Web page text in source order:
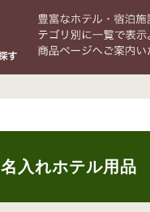
名入れホテル用品